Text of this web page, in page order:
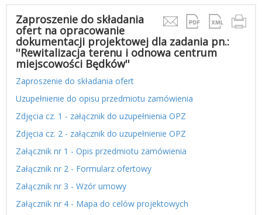
Zaproszenie do składania
ofert na opracowanie
dokumentacji projektowej dla zadania pn.:
''Rewitalizacja terenu i odnowa centrum
miejscowości Będków''
Zaproszenie do składania ofert
Uzupełnienie do opisu przedmiotu zamówienia
Zdjęcia cz. 1 - załącznik do uzupełnienia OPZ
Zdjęcia cz. 2 - załącznik do uzupełnienie OPZ
Załącznik nr 1 - Opis przedmiotu zamówienia
Załącznik nr 2 - Formularz ofertowy
Załącznik nr 3 - Wzór umowy
Załącznik nr 4 - Mapa do celów projektowych